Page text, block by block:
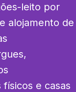
leito por
alojamento de
e casas